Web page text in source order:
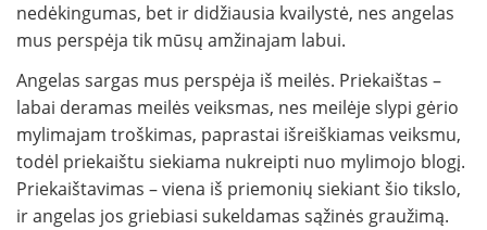
nedėkingumas, bet ir didžiausia kvailystė, nes angelas
mus perspėja tik mūsų amžinajam labui.
Angelas sargas mus perspėja iš meilės. Priekaištas –
labai deramas meilės veiksmas, nes meilėje slypi gėrio
mylimajam troškimas, paprastai išreiškiamas veiksmu,
todėl priekaištu siekiama nukreipti nuo mylimojo blogį.
Priekaištavimas – viena iš priemonių siekiant šio tikslo,
ir angelas jos griebiasi sukeldamas sąžinės graužimą.